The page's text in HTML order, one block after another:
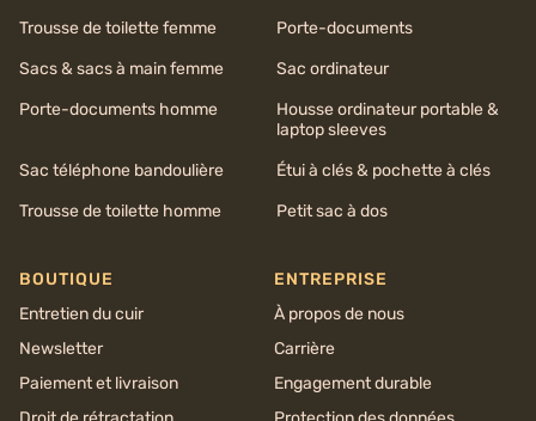
Trousse de toilette femme
Porte-documents
Sacs & sacs à main femme
Sac ordinateur
Porte-documents homme
Housse ordinateur portable &
laptop sleeves
Sac téléphone bandoulière
Étui à clés & pochette à clés
Trousse de toilette homme
Petit sac à dos
BOUTIQUE
Entretien du cuir
Newsletter
Paiement et livraison
ENTREPRISE
À propos de nous
Carrière
Engagement durable